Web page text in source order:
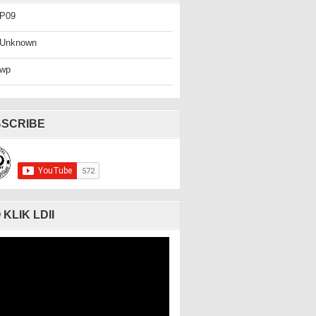
P09
Unknown
wp
KLIK LDII